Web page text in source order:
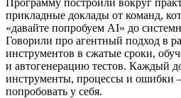
прикладные доклады от команд,
«давайте попробуем AI» до
Говорили про агентный подход в
инструментов в сжатые сроки,
и автогенерацию тестов. Каждый
инструменты, процессы и ошибки
попробовать у себя.